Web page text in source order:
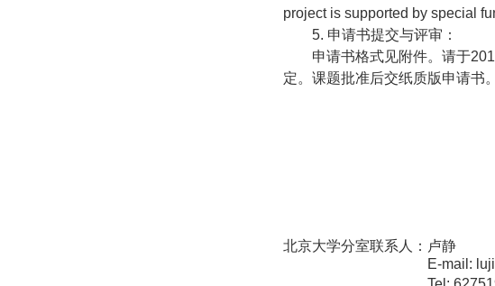
project is supported by special
5. 申请书提交与评审：
申请书格式见附件。请于
定。课题批准后交纸质版申请书。
北京大学分室联系人：卢静
E-mail: